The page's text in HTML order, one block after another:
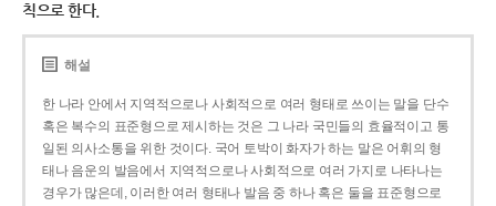
칙으로 한다.
해설
한 나라 안에서 지역적으로나 사회적으로 여러 형태로 쓰이는 말을 단수
혹은 복수의 표준형으로 제시하는 것은 그 나라 국민들의 효율적이고 통
일된 의사소통을 위한 것이다. 국어 토박이 화자가 하는 말은 어휘의 형
태나 음운의 발음에서 지역적으로나 사회적으로 여러 가지로 나타나는
경우가 많은데, 이러한 여러 형태나 발음 중 하나 혹은 둘을 표준형으로